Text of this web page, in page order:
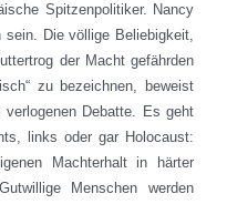
Spitzenpolitiker. Nancy
sein. Die völlige Beliebigkeit,
der Macht gefährden
zu bezeichnen, beweist
Debatte. Es geht
links oder gar Holocaust:
Machterhalt in härter
Menschen werden